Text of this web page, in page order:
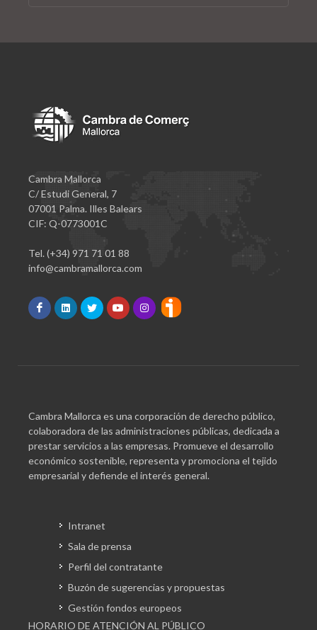
Cambra Mallorca
C/ Estudi General, 7
07001 Palma. Illes Balears
CIF: Q-0773001C
Tel. (+34) 971 71 01 88
info@cambramallorca.com
Cambra Mallorca es una corporación de derecho público,
colaboradora de las administraciones públicas, dedicada a
prestar servicios a las empresas. Promueve el desarrollo
económico sostenible, representa y promociona el tejido
empresarial y defiende el interés general.
Intranet
Sala de prensa
Perfil del contratante
Buzón de sugerencias y propuestas
Gestión fondos europeos
HORARIO DE ATENCIÓN AL PÚBLICO